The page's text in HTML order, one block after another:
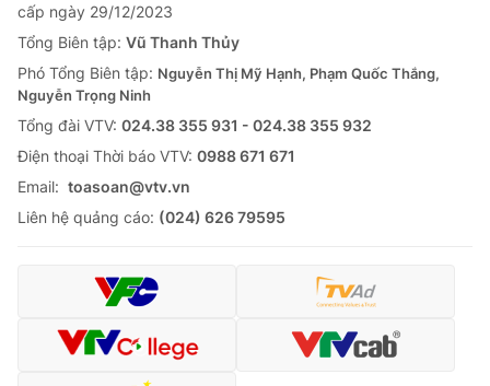
cấp ngày 29/12/2023
Tổng Biên tập: Vũ Thanh Thủy
Phó Tổng Biên tập: Nguyễn Thị Mỹ Hạnh, Phạm Quốc Thắng,
Nguyễn Trọng Ninh
Tổng đài VTV: 024.38 355 931 - 024.38 355 932
Ðiện thoại Thời báo VTV: 0988 671 671
Email: toasoan@vtv.vn
Liên hệ quảng cáo: (024) 626 79595